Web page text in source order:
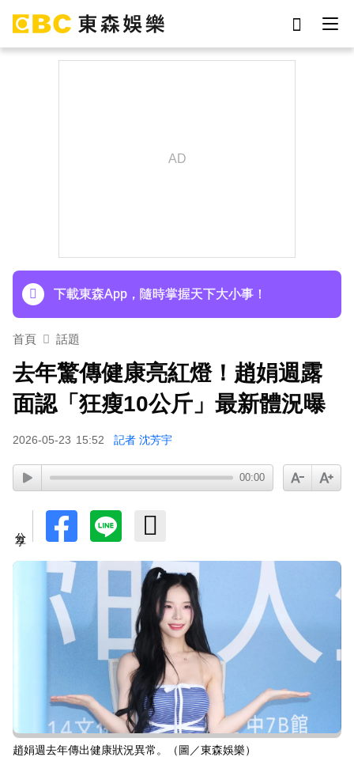
下載東森App，隨時掌握天下大小事！
首頁 話題
去年驚傳健康亮紅燈！趙娟週露
面認「狂瘦10公斤」最新體況曝
2026-05-23 15:52 記者 沈芳宇
00:00
趙娟週去年傳出健康狀況異常。（圖／東森娛樂）